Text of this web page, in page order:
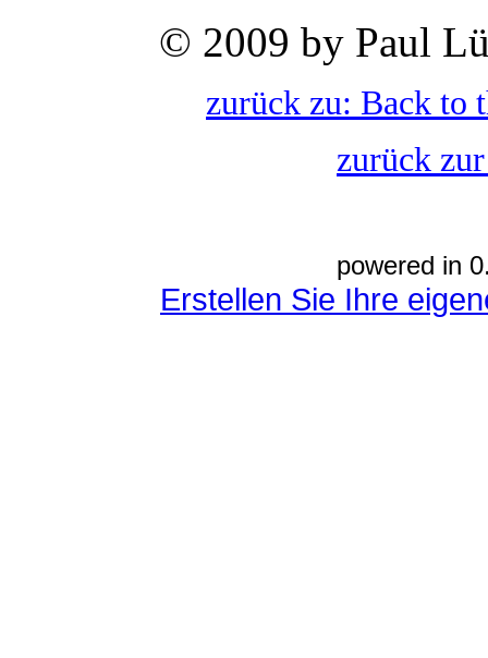
© 2009 by Paul
zurück zu: Back to
zurück
powered in
Erstellen Sie Ihre